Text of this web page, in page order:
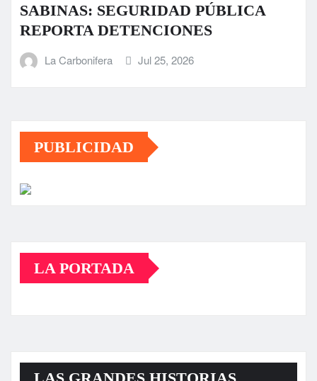
SABINAS: SEGURIDAD PÚBLICA
REPORTA DETENCIONES
La Carbonifera Jul 25, 2026
PUBLICIDAD
LA PORTADA